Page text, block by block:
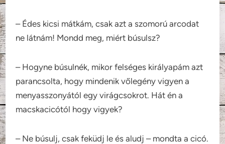
– Édes kicsi mátkám, csak azt a szomorú arcodat
ne látnám! Mondd meg, miért búsulsz?
– Hogyne búsulnék, mikor felséges királyapám azt
parancsolta, hogy mindenik vőlegény vigyen a
menyasszonyától egy virágcsokrot. Hát én a
macskacicótól hogy vigyek?
– Ne búsulj, csak feküdj le és aludj – mondta a cicó.